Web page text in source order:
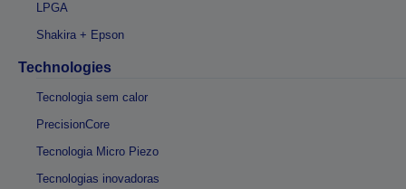
LPGA
Shakira + Epson
Technologies
Tecnologia sem calor
PrecisionCore
Tecnologia Micro Piezo
Tecnologias inovadoras